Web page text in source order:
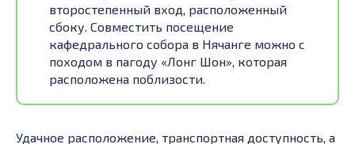
второстепенный вход, расположенный
сбоку. Совместить посещение
кафедрального собора в Нячанге можно с
походом в пагоду «Лонг Шон», которая
расположена поблизости.
Удачное расположение, транспортная доступность, а